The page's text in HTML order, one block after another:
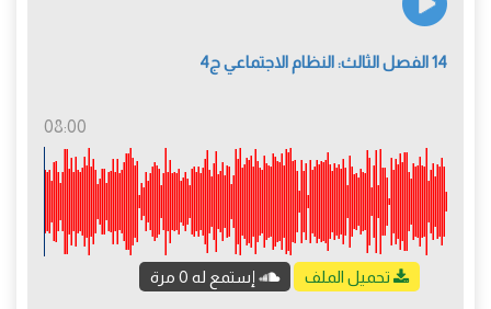
14 الفصل الثالث: النظام الاجتماعي ج4
08:00
تحميل الملف إستمع له 0 مرة